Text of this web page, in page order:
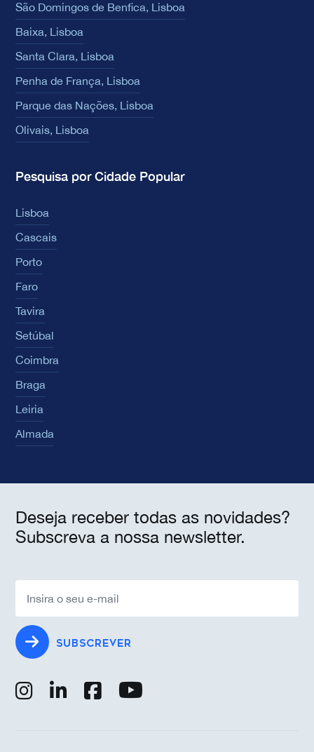
São Domingos de Benfica, Lisboa
Baixa, Lisboa
Santa Clara, Lisboa
Penha de França, Lisboa
Parque das Nações, Lisboa
Olivais, Lisboa
Pesquisa por Cidade Popular
Lisboa
Cascais
Porto
Faro
Tavira
Setúbal
Coimbra
Braga
Leiria
Almada
Deseja receber todas as novidades?
Subscreva a nossa newsletter.
SUBSCREVER